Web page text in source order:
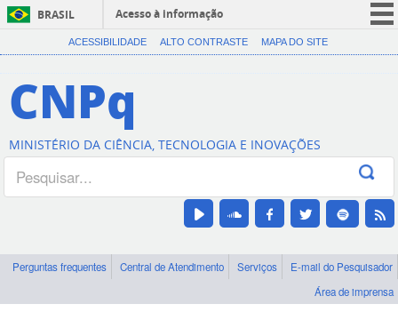
BRASIL
Acesso à informação
CORONAVÍRUS (COVID-19)
Canais
ACESSIBILIDADE ALTO CONTRASTE MAPA DO SITE
CNPq
MINISTÉRIO DA CIÊNCIA, TECNOLOGIA E INOVAÇÕES
Perguntas frequentes Central de Atendimento Serviços
E-mail do Pesquisador
Área de imprensa